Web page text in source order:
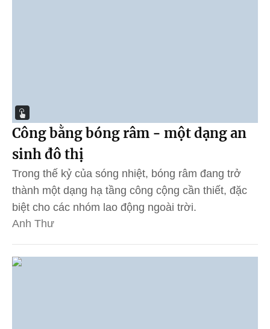
Công bằng bóng râm - một dạng an
sinh đô thị
Trong thế kỷ của sóng nhiệt, bóng râm đang trở
thành một dạng hạ tầng công cộng cần thiết, đặc
biệt cho các nhóm lao động ngoài trời.
Anh Thư